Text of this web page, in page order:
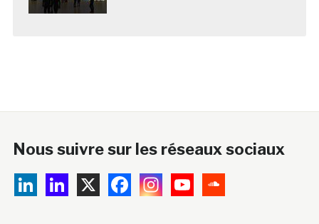
Nous suivre sur les réseaux sociaux